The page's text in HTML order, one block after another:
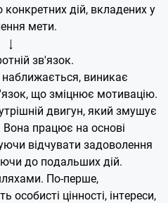
дій, вкладених у
мети.
↓
зв'язок.
виникає
що зміцнює мотивацію.
двигун, який змушує
працює на основі
відчувати задоволення
до подальших дій.
По-перше,
особисті цінності, інтереси,